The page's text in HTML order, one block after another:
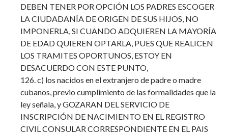
DEBEN TENER POR OPCIÓN LOS PADRES ESCOGER
LA CIUDADANÍA DE ORIGEN DE SUS HIJOS, NO
IMPONERLA, SI CUANDO ADQUIEREN LA MAYORÍA
DE EDAD QUIEREN OPTARLA, PUES QUE REALICEN
LOS TRAMITES OPORTUNOS, ESTOY EN
DESACUERDO CON ESTE PUNTO,
126. c) los nacidos en el extranjero de padre o madre
cubanos, previo cumplimiento de las formalidades que la
ley señala, y GOZARAN DEL SERVICIO DE
INSCRIPCIÓN DE NACIMIENTO EN EL REGISTRO
CIVIL CONSULAR CORRESPONDIENTE EN EL PAIS